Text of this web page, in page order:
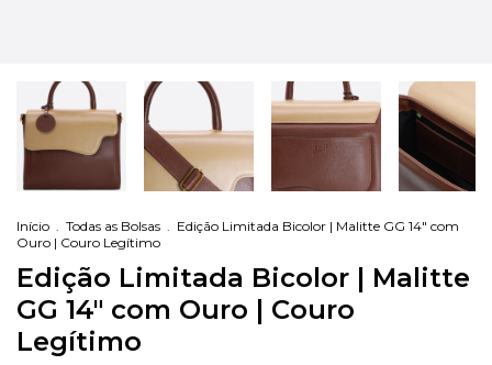
Início . Todas as Bolsas . Edição Limitada Bicolor | Malitte GG 14" com
Ouro | Couro Legítimo
Edição Limitada Bicolor | Malitte
GG 14" com Ouro | Couro
Legítimo